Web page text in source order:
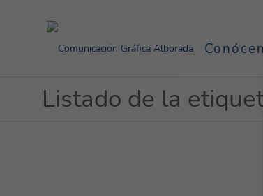
Listado de la